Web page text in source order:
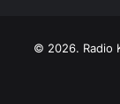
© 2026. Radio